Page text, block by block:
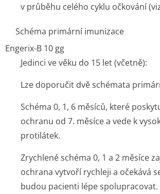
v průběhu celého cyklu očkování
Schéma primární imunizace
Engerix-B 10 gg
Jedinci ve věku do 15 let (včetně):
Lze doporučit dvě schémata
Schéma 0, 1, 6 měsíců, které
ochranu od 7. měsíce a vede k
protilátek.
Zrychlené schéma 0, 1 a 2 měsíce
ochrana vytvoří rychleji a očekává
budou pacienti lépe spolupracovat.